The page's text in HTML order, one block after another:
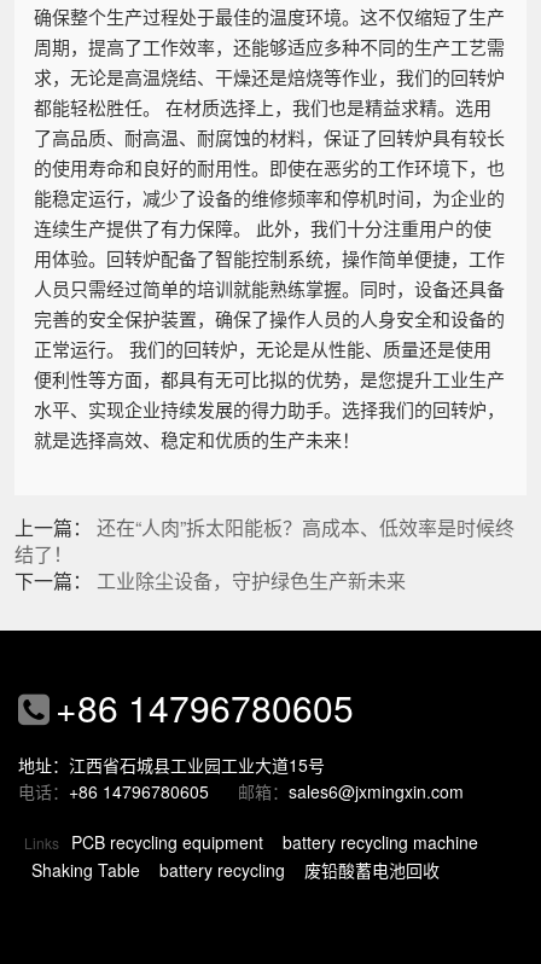
确保整个生产过程处于最佳的温度环境。这不仅缩短了生产
周期，提高了工作效率，还能够适应多种不同的生产工艺需
求，无论是高温烧结、干燥还是焙烧等作业，我们的回转炉
都能轻松胜任。 在材质选择上，我们也是精益求精。选用
了高品质、耐高温、耐腐蚀的材料，保证了回转炉具有较长
的使用寿命和良好的耐用性。即使在恶劣的工作环境下，也
能稳定运行，减少了设备的维修频率和停机时间，为企业的
连续生产提供了有力保障。 此外，我们十分注重用户的使
用体验。回转炉配备了智能控制系统，操作简单便捷，工作
人员只需经过简单的培训就能熟练掌握。同时，设备还具备
完善的安全保护装置，确保了操作人员的人身安全和设备的
正常运行。 我们的回转炉，无论是从性能、质量还是使用
便利性等方面，都具有无可比拟的优势，是您提升工业生产
水平、实现企业持续发展的得力助手。选择我们的回转炉，
就是选择高效、稳定和优质的生产未来！
上一篇： 还在“人肉”拆太阳能板？高成本、低效率是时候终
结了！
下一篇： 工业除尘设备，守护绿色生产新未来
+86 14796780605
地址：江西省石城县工业园工业大道15号
电话： +86 14796780605 邮箱： sales6@jxmingxin.com
Links PCB recycling equipment
battery recycling machine
Shaking Table
battery recycling 废铅酸蓄电池回收